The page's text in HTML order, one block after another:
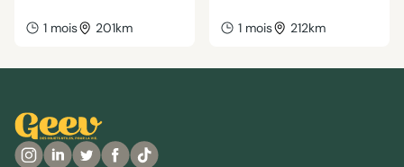
1 mois 201km 1 mois 212km